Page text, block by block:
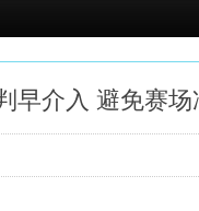
早介入 避免赛场